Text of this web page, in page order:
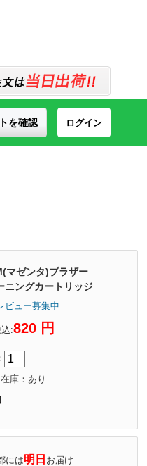
ログイン
を確認
マゼンタ)ブラザー
ングカートリッジ
ビュー募集中
:820 円
在庫：あり
には明日 お届け